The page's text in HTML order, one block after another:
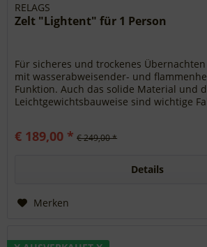
RELAGS
Zelt "Lightent" für 1 Person
Für sicheres und trockenes
mit wasserabweisender- und
Funktion. Auch das solide Material und
Leichtgewichtsbauweise sind wichtige
€ 189,00 * € 249,00 *
Details
Merken